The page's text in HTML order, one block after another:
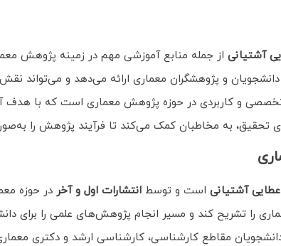
آشتیانی از جمله منابع آموزشی مهم در زمینه پژوهش
و پژوهشگران معماری ارائه می‌دهد و می‌تواند
تخصصی و کاربردی در حوزه پژوهش معماری است که با هدف
به مخاطبان کمک می‌کند تا فرآیند پژوهش را
آشتیانی است و توسط انتشارات اول و آخر در حوزه
را تشریح کند و مسیر انجام پژوهش‌های علمی را برای
مقاطع کارشناسی، کارشناسی ارشد و دکتری معماری